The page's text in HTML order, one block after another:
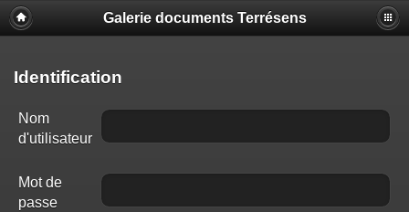
Galerie documents Terrésens
Identification
Nom
d'utilisateur
Mot de
passe